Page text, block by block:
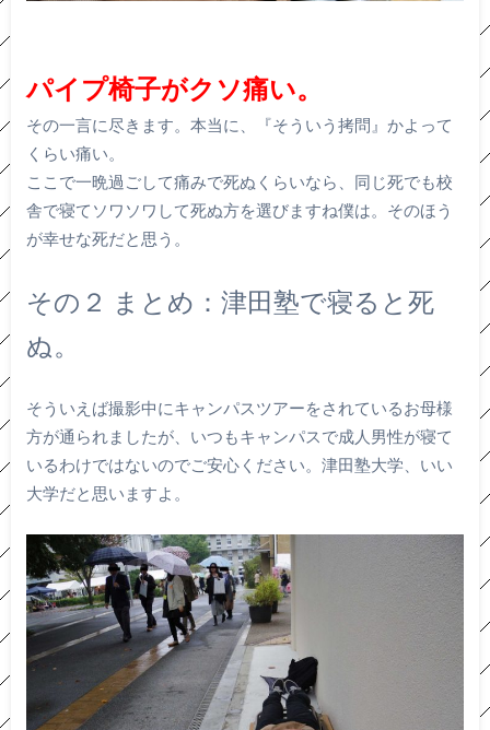
パイプ椅子がクソ痛い。
その一言に尽きます。本当に、『そういう拷問』かよって
くらい痛い。
ここで一晩過ごして痛みで死ぬくらいなら、同じ死でも校
舎で寝てソワソワして死ぬ方を選びますね僕は。そのほう
が幸せな死だと思う。
その２ まとめ：津田塾で寝ると死
ぬ。
そういえば撮影中にキャンパスツアーをされているお母様
方が通られましたが、いつもキャンパスで成人男性が寝て
いるわけではないのでご安心ください。津田塾大学、いい
大学だと思いますよ。